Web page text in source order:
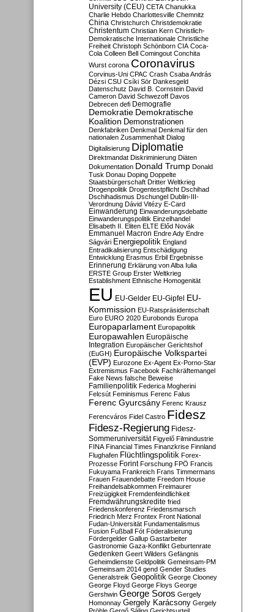
University (CEU) CETA Chanukka
Charlie Hebdo Charlottesville Chemnitz
China Christchurch Christdemokratie
Christentum Christian Kern Christlich-
Demokratische Internationale Christliche
Freiheit Christoph Schönborn CIA Coca-
Cola Colleen Bell Comingout Conchita
Wurst corona Coronavirus
Corvinus-Uni CPAC Crash Csaba András
Dézsi CSU Csíki Sör Dankesgeld
Datenschutz David B. Cornstein David
Cameron David Schwezoff Davos
Debrecen defi Demografie
Demokratie Demokratische
Koalition Demonstrationen
Denkfabriken Denkmal Denkmal für den
nationalen Zusammenhalt Dialog
Digitalisierung Diplomatie
Direktmandat Diskriminierung Diäten
Dokumentation Donald Trump Donald
Tusk Donau Doping Doppelte
Staatsbürgerschaft Dritter Weltkrieg
Drogenpolitik Drogentestpflicht Dschihad
Dschihadismus Dschungel Dublin-III-
Verordnung Dávid Vitézy E-Card
Einwanderung Einwanderungsdebatte
Einwanderungspolitik Einzelhandel
Elisabeth II. Eliten ELTE Előd Novák
Emmanuel Macron Endre Ady Endre
Ságvári Energiepolitik England
Entradikalisierung Entschädigung
Entwicklung Erasmus Erbil Ergebnisse
Erinnerung Erklärung von Alba Iulia
ERSTE Group Erster Weltkrieg
Establishment Ethnische Homogenität
EU EU-Gelder EU-Gipfel EU-
Kommission EU-Ratspräsidentschaft
Euro EURO 2020 Eurobonds Europa
Europaparlament Europapolitik
Europawahlen Europäische
Integration Europäischer Gerichtshof
(EuGH) Europäische Volkspartei
(EVP) Eurozone Ex-Agent Ex-Porno-Star
Extremismus Facebook Fachkräftemangel
Fake News falsche Beweise
Familienpolitik Federica Mogherini
Felcsút Feminismus Ferenc Falus
Ferenc Gyurcsány Ferenc Krausz
Ferencváros Fidel Castro Fidesz
Fidesz-Regierung Fidesz-
Sommeruniversität Figyelő Filmindustrie
FINA Financial Times Finanzkrise Finnland
Flughafen Flüchtlingspolitik Forex-
Prozesse Forint Forschung FPÖ Francis
Fukuyama Frankreich Frans Timmermans
Frauen Frauendebatte Freedom House
Freihandelsabkommen Freimaurer
Freizügigkeit Fremdenfeindlichkeit
Fremdwährungskredite fried
Friedenskonferenz Friedensmarsch
Friedrich Merz Frontex Front National
Fudan-Universität Fundamentalismus
Fusion Fußball Fót Föderalisierung
Fördergelder Gallup Gastarbeiter
Gastronomie Gaza-Konflikt Geburtenrate
Gedenken Geert Wilders Gefängnis
Geheimdienste Geldpolitik Gemeinsam-PM
Gemeinsam 2014 gend Gender Studies
Generalstreik Geopolitik George Clooney
George Floyd George Floys George
Gershwin George Soros Gergely
Homonnay Gergely Karácsony Gergely